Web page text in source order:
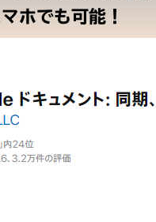
ホでも可能！